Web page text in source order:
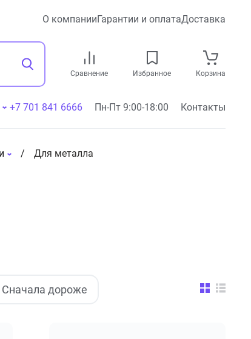
О компанииГарантии и оплатаДоставка
Сравнение Избранное Корзина
+7 701 841 6666 Пн-Пт 9:00-18:00 Контакты
Для металла
Сначала дороже